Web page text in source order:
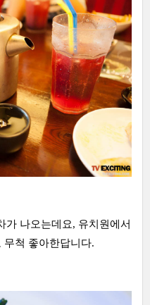
가 나오는데요, 유치원에서
무척 좋아한답니다.